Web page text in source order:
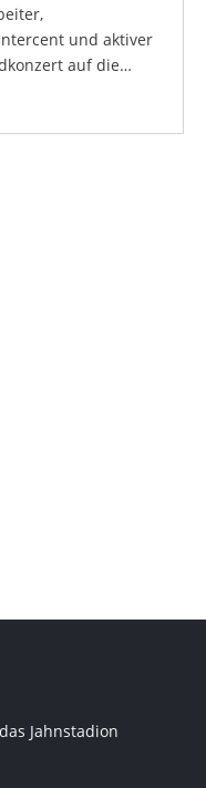
und aktiver
auf die…
Jahnstadion